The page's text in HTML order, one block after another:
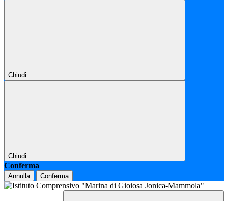
Chiudi
Chiudi
Conferma
Annulla Conferma